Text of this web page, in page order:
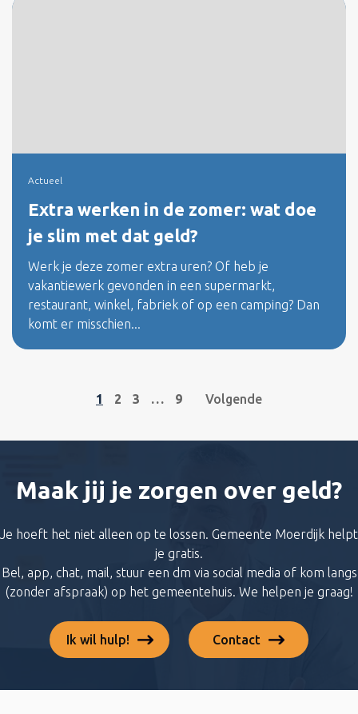
Actueel
Extra werken in de zomer: wat doe
je slim met dat geld?
Werk je deze zomer extra uren? Of heb je
vakantiewerk gevonden in een supermarkt,
restaurant, winkel, fabriek of op een camping? Dan
komt er misschien...
1 2 3 … 9 Volgende
Maak jij je zorgen over geld?
Je hoeft het niet alleen op te lossen. Gemeente Moerdijk helpt
je gratis.
Bel, app, chat, mail, stuur een dm via social media of kom langs
(zonder afspraak) op het gemeentehuis. We helpen je graag!
Ik wil hulp! Contact